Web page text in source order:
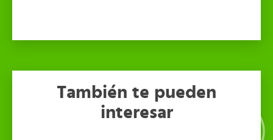
También te pueden
interesar